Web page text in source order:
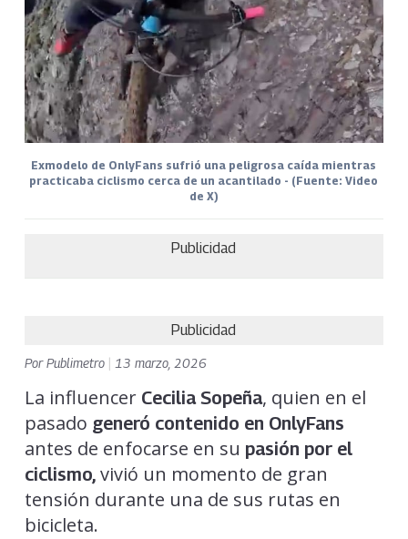
Exmodelo de OnlyFans sufrió una peligrosa caída mientras
practicaba ciclismo cerca de un acantilado - (Fuente: Video
de X)
Publicidad
Publicidad
PorPublimetro 13 marzo, 2026
La influencer Cecilia Sopeña, quien en el
pasado generó contenido en OnlyFans
antes de enfocarse en su pasión por el
ciclismo,vivió un momento de gran
tensión durante una de sus rutas en
bicicleta.